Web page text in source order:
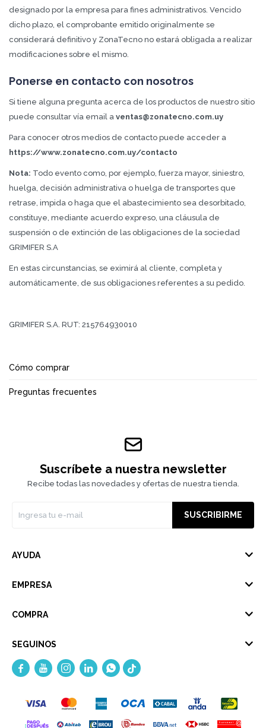
designado por la empresa para fines administrativos. Vencido
dicho plazo, el comprobante emitido originalmente se
considerará definitivo y ZonaTecno no estará obligada a realizar
modificaciones sobre el mismo.
Ponerse en contacto con nosotros
Si tiene alguna pregunta acerca de los productos de nuestro sitio
puede consultar vía email a ventas@zonatecno.com.uy
Para conocer otros medios de contacto puede acceder a
https://www.zonatecno.com.uy/contacto
Nota: Todo evento como, por ejemplo, fuerza mayor, siniestro,
huelga, decisión administrativa o huelga de transportes que
retrase, impida o haga que el abastecimiento sea desorbitado,
constituye, mediante acuerdo expreso, una cláusula de
suspensión o de extinción de las obligaciones de la sociedad
GRIMIFER S.A
En estas circunstancias, se eximirá al cliente, completa y
automáticamente, de sus obligaciones referentes a su pedido.
GRIMIFER S.A. RUT: ‎215764930010
Cómo comprar
Preguntas frecuentes
Suscríbete a nuestra newsletter
Recibe todas las novedades y ofertas de nuestra tienda.
SUSCRIBIRME
AYUDA
EMPRESA
COMPRA
SEGUINOS
    